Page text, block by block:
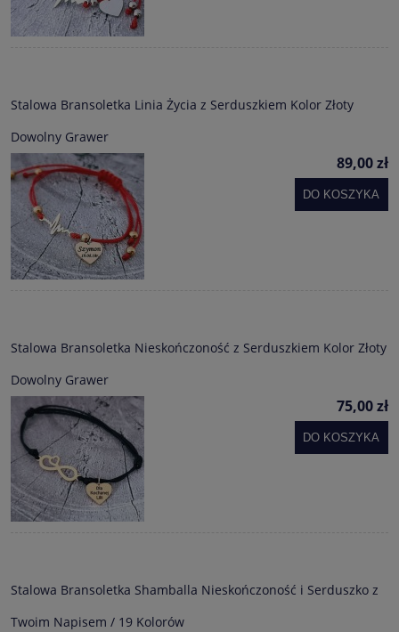
Stalowa Bransoletka Linia Życia z Serduszkiem Kolor Złoty
Dowolny Grawer
89,00 zł
DO KOSZYKA
Stalowa Bransoletka Nieskończoność z Serduszkiem Kolor Złoty
Dowolny Grawer
75,00 zł
DO KOSZYKA
Stalowa Bransoletka Shamballa Nieskończoność i Serduszko z
Twoim Napisem / 19 Kolorów